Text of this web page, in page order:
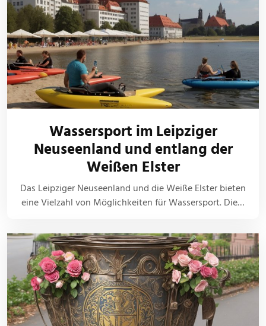
Wassersport im Leipziger
Neuseenland und entlang der
Weißen Elster
Das Leipziger Neuseenland und die Weiße Elster bieten
eine Vielzahl von Möglichkeiten für Wassersport. Die…